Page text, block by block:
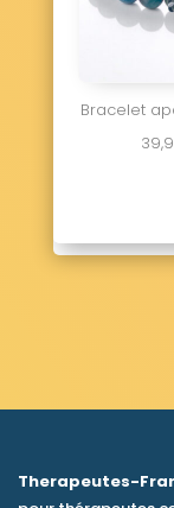
Bracelet
Therapeutes-